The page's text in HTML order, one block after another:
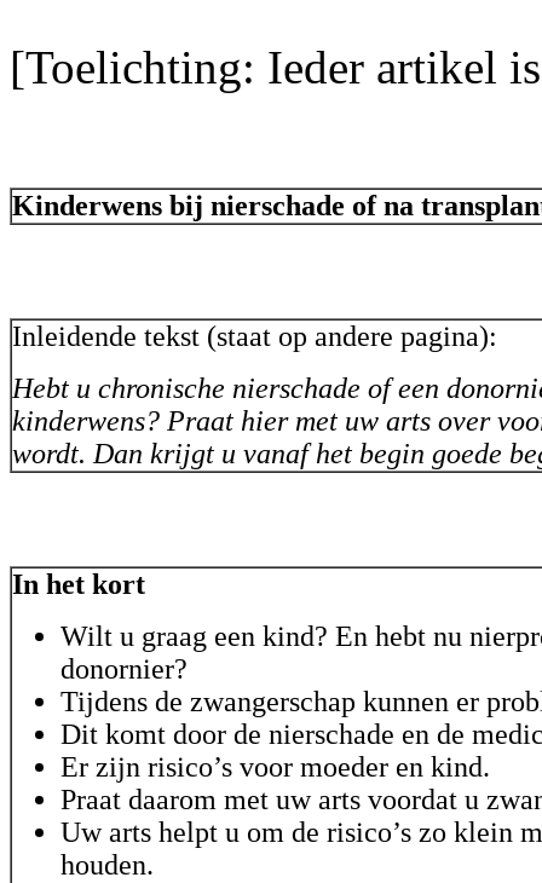
[Toelichting: Ieder artikel
Kinderwens bij nierschade of na
Inleidende tekst (staat op andere pagina):
Hebt u chronische nierschade of een
kinderwens? Praat hier met uw arts over
wordt. Dan krijgt u vanaf het begin goede
In het kort
Wilt u graag een kind? En hebt nu
donornier?
Tijdens de zwangerschap kunnen er
Dit komt door de nierschade en de
Er zijn risico’s voor moeder en kind.
Praat daarom met uw arts voordat u
Uw arts helpt u om de risico’s zo klein
houden.